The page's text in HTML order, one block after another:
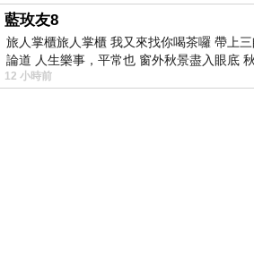
藍玫友8
旅人掌櫃旅人掌櫃 我又來找你喝茶囉 帶上
論道 人生樂事，平常也 窗外秋景盡入眼底
12 小時前